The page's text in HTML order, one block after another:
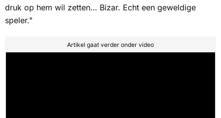
druk op hem wil zetten… Bizar. Echt een geweldige
speler."
Artikel gaat verder onder video